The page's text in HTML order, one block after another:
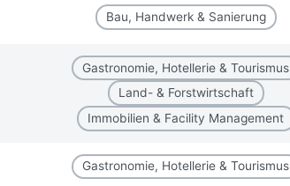
Bau, Handwerk & Sanierung
Gastronomie, Hotellerie & Tourismus
Land- & Forstwirtschaft
Immobilien & Facility Management
Gastronomie, Hotellerie & Tourismus